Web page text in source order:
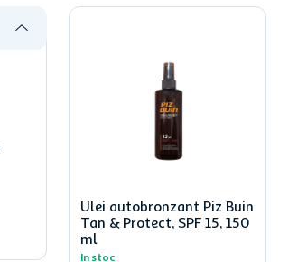
Ulei autobronzant Piz Buin
Tan & Protect, SPF 15, 150
ml
In stoc